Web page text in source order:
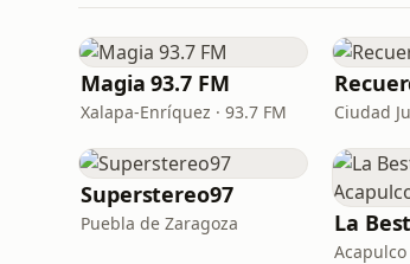
Magia 93.7 FM
Xalapa-Enríquez · 93.7 FM Ciudad
Superstereo97
Puebla de Zaragoza